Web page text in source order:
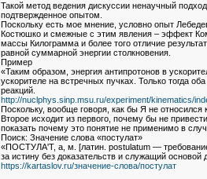
Такой метод ведения дискуссии ненаучный
подтвержденное опытом.
Поскольку есть мое мнение, условно опыт
Костюшко и смежные с этим явления – эффект
массы Килограмма и более того отличие
равной суммарной энергии столкновения.
Пример
«Таким образом, энергия антипротонов в
ускорителе на встречных пучках. Только тогда
реакций.
http://nuclphys.sinp.msu.ru/experiment/kinematics/
Поскольку, вообще говоря, как бы Я не
Второе исходит из первого, почему бы не
показать почему это понятие не применимо в
Поиск: Значение слова «постулат»
«ПОСТУЛА'Т, а, м. [латин. postulatum —
за истину без доказательств и служащий
https://kartaslov.ru/значение-слова/постулат